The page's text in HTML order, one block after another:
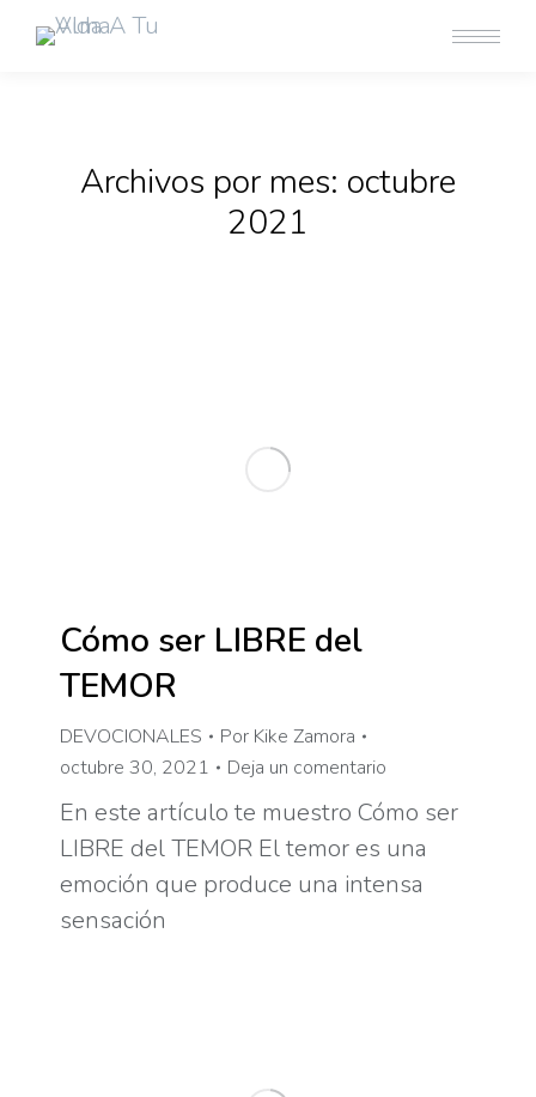
Archivos por mes: octubre
2021
Cómo ser LIBRE del
TEMOR
DEVOCIONALES Por Kike Zamora
octubre 30, 2021
Deja un comentario
En este artículo te muestro Cómo ser
LIBRE del TEMOR El temor es una
emoción que produce una intensa
sensación